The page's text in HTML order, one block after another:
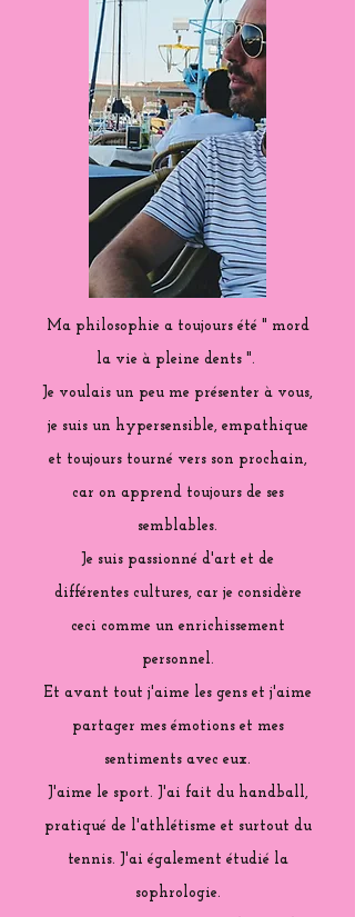
Ma philosophie a toujours été " mord
la vie à pleine dents ".
Je voulais un peu me présenter à vous,
je suis un hypersensible, empathique
et toujours tourné vers son prochain,
car on apprend toujours de ses
semblables.
Je suis passionné d'art et de
différentes cultures, car je considère
ceci comme un enrichissement
personnel.
Et avant tout j'aime les gens et j'aime
partager mes émotions et mes
sentiments avec eux.
J'aime le sport. J'ai fait du handball,
pratiqué de l'athlétisme et surtout du
tennis. J'ai également étudié la
sophrologie.